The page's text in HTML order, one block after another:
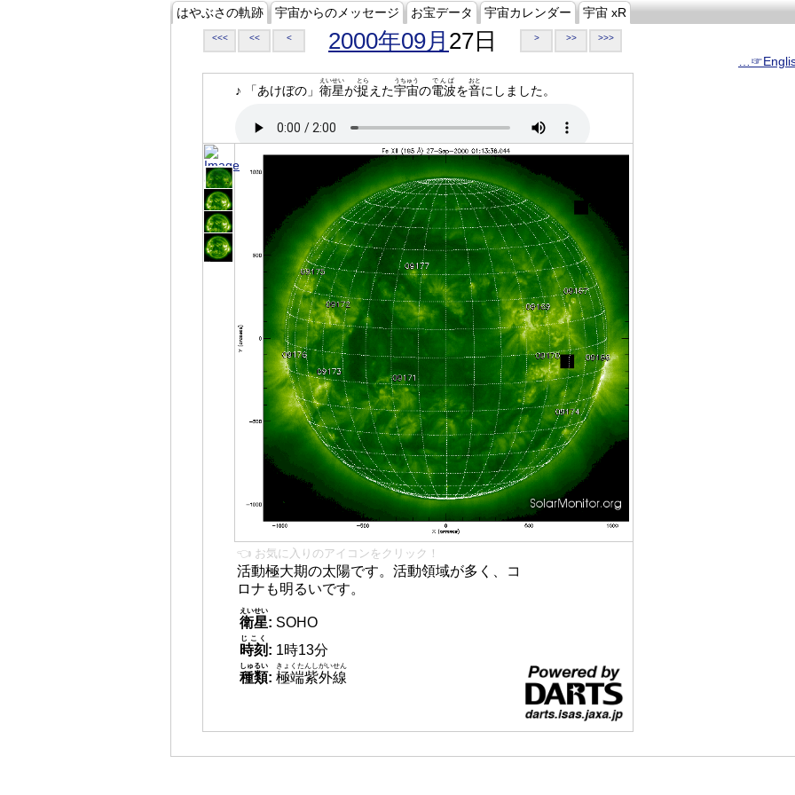
はやぶさの軌跡 宇宙からのメッセージ お宝データ 宇宙カレンダー 宇宙 xR
<<< << < 2000年09月 27日 > >> >>>
♪ 「あけぼの」 衛星
えいせい
が捉
とら
えた宇宙
うちゅう
の電波
でんぱ
を音
おと
にしました。
👈 お気に入りのアイコンをクリック！
活動極大期の太陽です。活動領域が多く、コ
ロナも明るいです。
衛星
えいせい
: SOHO
時刻
じこく
: 1時13分
種類
しゅるい
: 極端紫外線
きょくたんしがいせん